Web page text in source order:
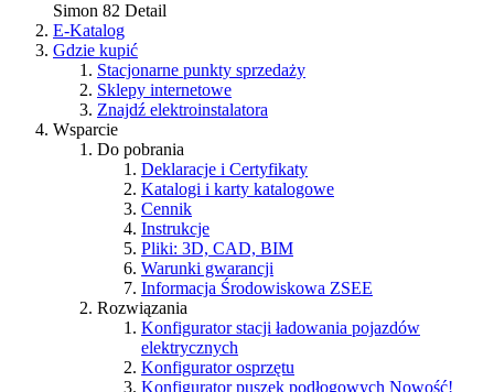
Simon 82 Detail
E-Katalog
Gdzie kupić
Stacjonarne punkty sprzedaży
Sklepy internetowe
Znajdź elektroinstalatora
Wsparcie
Do pobrania
Deklaracje i Certyfikaty
Katalogi i karty katalogowe
Cennik
Instrukcje
Pliki: 3D, CAD, BIM
Warunki gwarancji
Informacja Środowiskowa ZSEE
Rozwiązania
Konfigurator stacji ładowania pojazdów
elektrycznych
Konfigurator osprzętu
Konfigurator puszek podłogowych Nowość!